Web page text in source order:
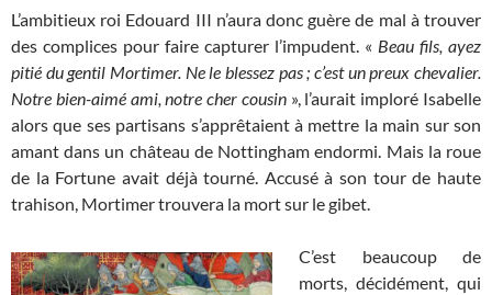
L’ambitieux roi Edouard III n’aura donc guère de mal à trouver
des complices pour faire capturer l’impudent. « Beau fils, ayez
pitié du gentil Mortimer. Ne le blessez pas ; c’est un preux chevalier.
Notre bien-aimé ami, notre cher cousin», l’aurait imploré Isabelle
alors que ses partisans s’apprêtaient à mettre la main sur son
amant dans un château de Nottingham endormi. Mais la roue
de la Fortune avait déjà tourné. Accusé à son tour de haute
trahison, Mortimer trouvera la mort sur le gibet.
C’est beaucoup de
morts, décidément, qui